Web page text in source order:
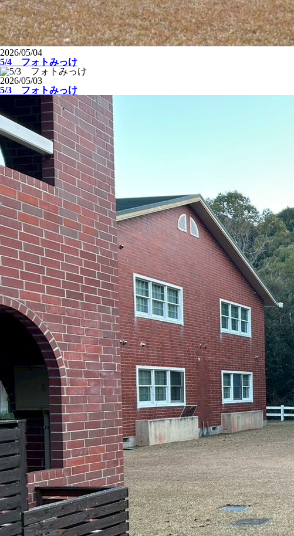
2026/05/04
5/4 フォトみっけ
2026/05/03
5/3 フォトみっけ